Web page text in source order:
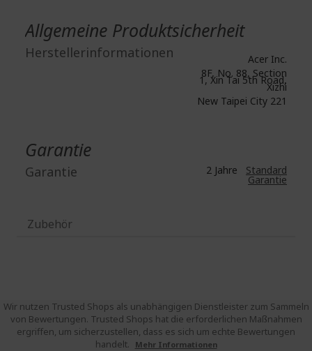
Allgemeine Produktsicherheit
Herstellerinformationen
Acer Inc.
8F, No. 88, Section
1, Xin Tai 5th Road,
Xizhi
New Taipei City 221
Garantie
Garantie 2 Jahre Standard
Garantie
Zubehör
Wir nutzen Trusted Shops als unabhängigen Dienstleister zum Sammeln
von Bewertungen. Trusted Shops hat die erforderlichen Maßnahmen
ergriffen, um sicherzustellen, dass es sich um echte Bewertungen
handelt.
Mehr Informationen